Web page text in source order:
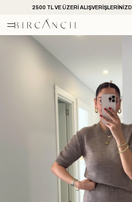
2500 TL VE ÜZERİ